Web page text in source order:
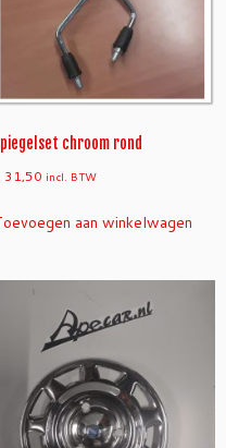
chroom rond
31,50 incl. BTW
aan winkelwagen